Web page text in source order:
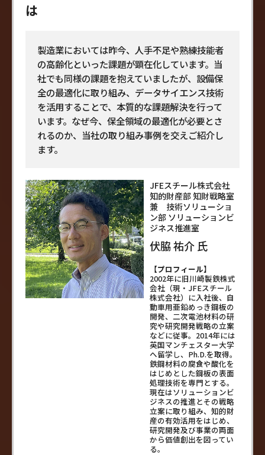
は
製造業においては昨今、人手不足や熟練技能者
の高齢化といった課題が顕在化しています。当
社でも同様の課題を抱えていましたが、設備保
全の最適化に取り組み、データサイエンス技術
を活用することで、本質的な課題解決を行って
います。なぜ今、保全領域の最適化が必要とさ
れるのか、当社の取り組み事例を交えご紹介し
ます。
JFEスチール株式会社
知的財産部 知財戦略室
兼 技術ソリューショ
ン部 ソリューションビ
ジネス推進室
伏脇 祐介 氏
【プロフィール】
2002年に旧川崎製鉄株式
会社（現・JFEスチール
株式会社）に入社後、自
動車用亜鉛めっき鋼板の
開発、二次電池材料の研
究や研究開発戦略の立案
などに従事。2014年には
英国マンチェスター大学
へ留学し、Ph.D.を取得。
鉄鋼材料の腐食や酸化を
はじめとした鋼板の表面
処理技術を専門とする。
現在はソリューションビ
ジネスの推進とその戦略
立案に取り組み、知的財
産の有効活用をはじめ、
研究開発及び事業の両面
から価値創出を図ってい
る。